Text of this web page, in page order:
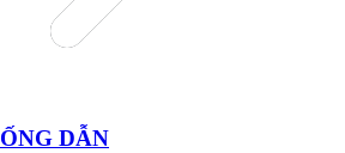
ỐNG DẪN